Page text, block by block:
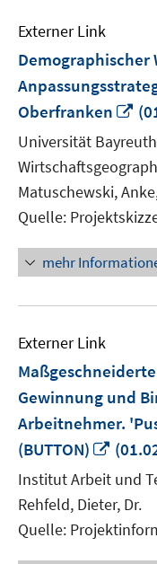
Externer Link
Demographischer
Oberfranken
In
Universität
Matuschewski,
Quelle:
mehr
Externer Link
Gewinnung und
Arbeitnehmer.
(BUTTON)
In
neuem
öffnen
Institut Arbeit und
Rehfeld, Dieter, Dr.
Quelle: